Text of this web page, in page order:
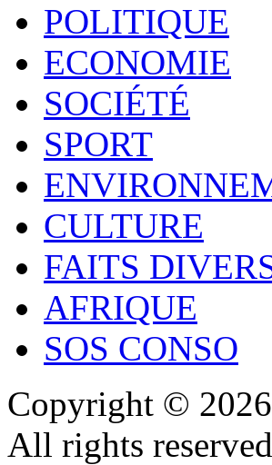
POLITIQUE
ECONOMIE
SOCIÉTÉ
SPORT
CULTURE
FAITS
AFRIQUE
SOS CONSO
Copyright ©
All rights